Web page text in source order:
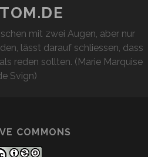
mit zwei Augen, aber nur
lässt darauf schliessen, dass
reden sollten. (Marie Marquise
Svign)
COMMONS